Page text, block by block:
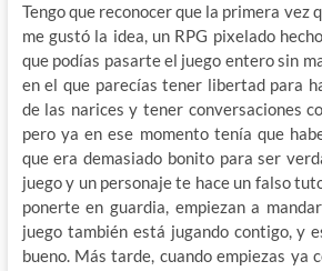
Tengo que reconocer que la primera vez
me gustó la idea, un RPG pixelado
que podías pasarte el juego entero sin
en el que parecías tener libertad para
de las narices y tener conversaciones
pero ya en ese momento tenía que
que era demasiado bonito para ser
juego y un personaje te hace un falso
ponerte en guardia, empiezan a
juego también está jugando contigo, y
bueno. Más tarde, cuando empiezas ya